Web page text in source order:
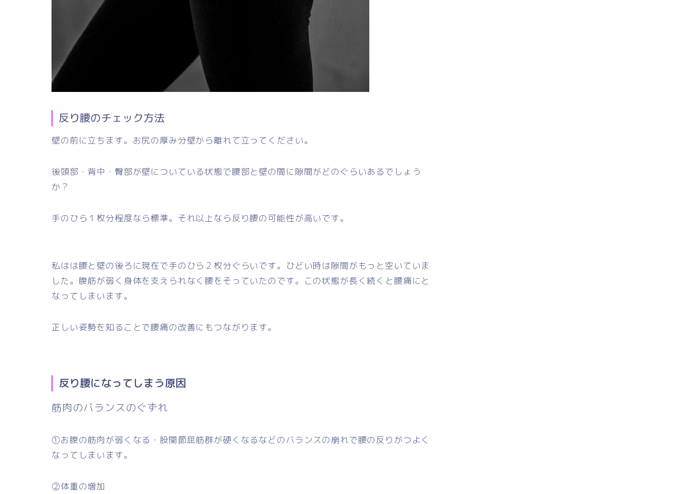
反り腰のチェック方法
壁の前に立ちます。お尻の厚み分壁から離れて立ってください。
後頭部・背中・臀部が壁についている状態で腰部と壁の間に隙間がどのぐらいあるでしょう
か？
手のひら１枚分程度なら標準。それ以上なら反り腰の可能性が高いです。
私はは腰と壁の後ろに現在で手のひら２枚分ぐらいです。ひどい時は隙間がもっと空いていま
した。腹筋が弱く身体を支えられなく腰をそっていたのです。この状態が長く続くと腰痛にと
なってしまいます。
正しい姿勢を知ることで腰痛の改善にもつながります。
反り腰になってしまう原因
筋肉のバランスのぐずれ
①お腹の筋肉が弱くなる・股関節屈筋群が硬くなるなどのバランスの崩れで腰の反りがつよく
なってしまいます。
②体重の増加